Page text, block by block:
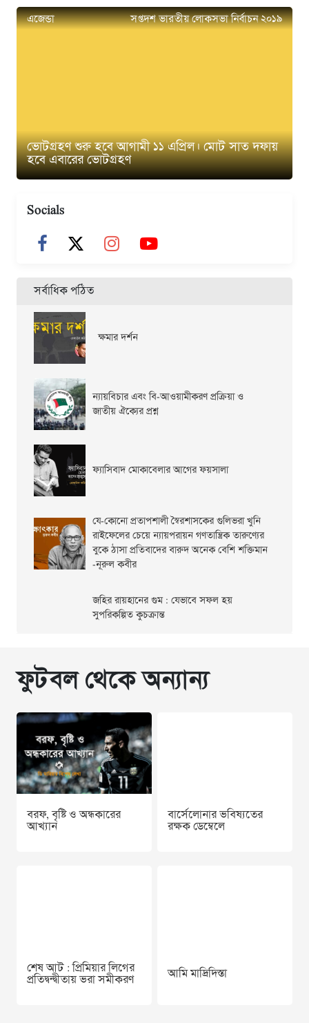
এজেন্ডা সপ্তদশ ভারতীয় লোকসভা নির্বাচন ২০১৯
ভোটগ্রহণ শুরু হবে আগামী ১১ এপ্রিল। মোট সাত দফায়
হবে এবারের ভোটগ্রহণ
Socials
সর্বাধিক পঠিত
ক্ষমার দর্শন
ন্যায়বিচার এবং বি-আওয়ামীকরণ প্রক্রিয়া ও
জাতীয় ঐক্যের প্রশ্ন
ফ্যাসিবাদ মোকাবেলার আগের ফয়সালা
যে-কোনো প্রতাপশালী স্বৈরশাসকের গুলিভরা খুনি
রাইফেলের চেয়ে ন্যায়পরায়ন গণতান্ত্রিক তারুণ্যের
বুকে ঠাসা প্রতিবাদের বারুদ অনেক বেশি শক্তিমান
-নূরুল কবীর
জহির রায়হানের গুম : যেভাবে সফল হয়
সুপরিকল্পিত কুচক্রান্ত
ফুটবল থেকে অন্যান্য
বরফ, বৃষ্টি ও অন্ধকারের
আখ্যান
বার্সেলোনার ভবিষ্যতের
রক্ষক ডেম্বেলে
শেষ আট : প্রিমিয়ার লিগের
প্রতিদ্বন্দ্বীতায় ভরা সমীকরণ
আমি মাদ্রিদিস্তা